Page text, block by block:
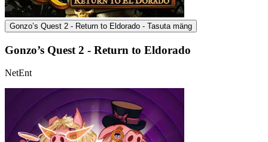
Gonzo’s Quest 2 - Return to Eldorado - Tasuta mäng
Gonzo’s Quest 2 - Return to Eldorado
NetEnt